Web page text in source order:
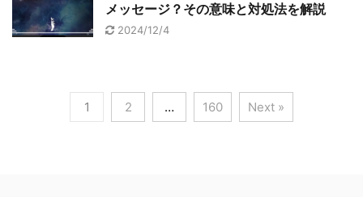
メッセージ？その意味と対処法を解説
2024/12/4
1 2 … 160 Next »